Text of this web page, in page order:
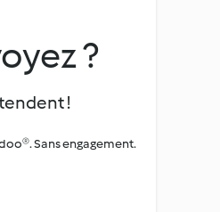
?
!
Sans engagement.